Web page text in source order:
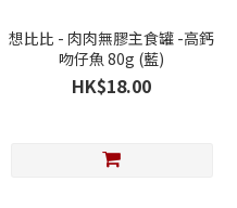
想比比 - 肉肉無膠主食罐 -高鈣
吻仔魚 80g (藍)
HK$18.00